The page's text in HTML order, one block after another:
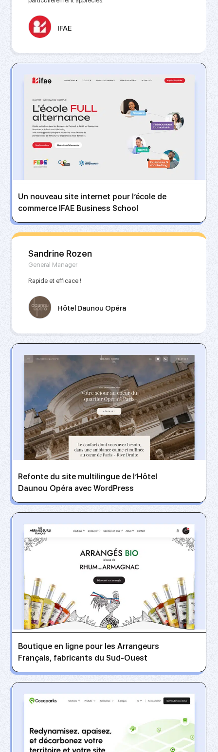
IFAE
Un nouveau site internet pour l’école de
commerce IFAE Business School
Sandrine Rozen
General Manager
Rapide et efficace !
Hôtel Daunou Opéra
Refonte du site multilingue de l’Hôtel
Daunou Opéra avec WordPress
Boutique en ligne pour les Arrangeurs
Français, fabricants du Sud-Ouest